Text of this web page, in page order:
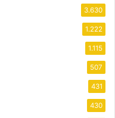
3.630
1.222
1.115
507
431
430